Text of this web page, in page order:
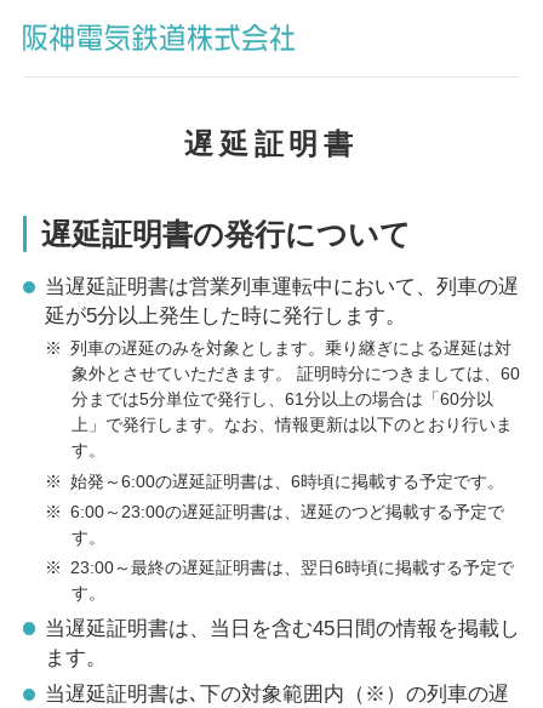
遅延証明書
遅延証明書の発行について
当遅延証明書は営業列車運転中において、列車の遅
延が5分以上発生した時に発行します。
※ 列車の遅延のみを対象とします。乗り継ぎによる遅延は対
象外とさせていただきます。 証明時分につきましては、60
分までは5分単位で発行し、61分以上の場合は「60分以
上」で発行します。なお、情報更新は以下のとおり行いま
す。
※ 始発～6:00の遅延証明書は、6時頃に掲載する予定です。
※ 6:00～23:00の遅延証明書は、遅延のつど掲載する予定で
す。
※
23:00～最終の遅延証明書は、翌日6時頃に掲載する予定で
す。
当遅延証明書は、当日を含む45日間の情報を掲載し
ます。
当遅延証明書は､下の対象範囲内（※）の列車の遅